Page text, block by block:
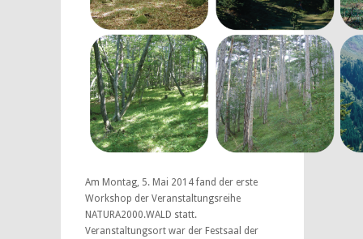
Am Montag, 5. Mai 2014 fand der erste
Workshop der Veranstaltungsreihe
NATURA2000.WALD statt.
Veranstaltungsort war der Festsaal der